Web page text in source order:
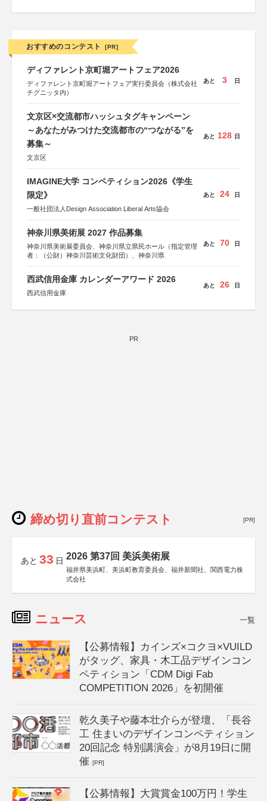
おすすめのコンテスト [PR]
ディファレント京町堀アートフェア2026
ディファレント京町堀アートフェア実行委員会（株式会社
チグニッタ内）
あと 3 日
文京区×交流都市ハッシュタグキャンペーン
～あなたがみつけた交流都市の“つながる”を
募集～
文京区
あと 128 日
IMAGINE大学 コンペティション2026《学生
限定》
一般社団法人Design Association Liberal Arts協会
あと 24 日
神奈川県美術展 2027 作品募集
神奈川県美術展委員会、神奈川県立県民ホール（指定管理
者：（公財）神奈川芸術文化財団）、神奈川県
あと 70 日
西武信用金庫 カレンダーアワード 2026
西武信用金庫
あと 26 日
PR
締め切り直前コンテスト [PR]
あと 33 日 2026 第37回 美浜美術展
福井県美浜町、美浜町教育委員会、福井新聞社、関西電力株
式会社
ニュース 一覧
【公募情報】カインズ×コクヨ×VUILD
がタッグ、家具・木工品デザインコン
ペティション「CDM Digi Fab
COMPETITION 2026」を初開催
乾久美子や藤本壮介らが登壇、「長谷
工 住まいのデザインコンペティション
20回記念 特別講演会」が8月19日に開
催[PR]
【公募情報】大賞賞金100万円！学生